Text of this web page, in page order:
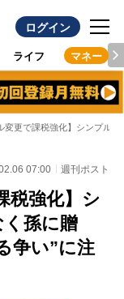
ログイン
ライフ マネー
変更で課税強化】シンプル
07:00 週刊ポスト
税強化】シ
く孫に贈
争い”に注